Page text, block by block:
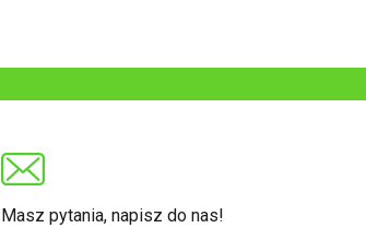
Masz pytania, napisz do nas!